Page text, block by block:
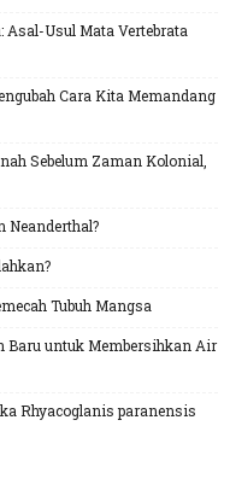
Asal-Usul Mata Vertebrata
Cara Kita Memandang
Sebelum Zaman Kolonial,
Neanderthal?
Tubuh Mangsa
Baru untuk Membersihkan Air
Rhyacoglanis paranensis